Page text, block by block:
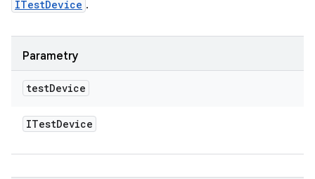
ITestDevice .
Parametry
testDevice
ITestDevice